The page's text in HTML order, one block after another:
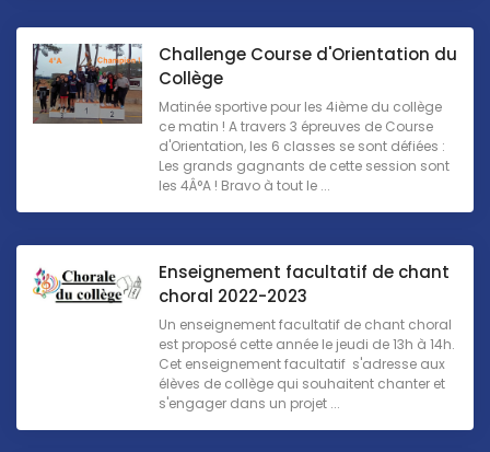
Challenge Course d'Orientation du
Collège
Matinée sportive pour les 4ième du collège
ce matin ! A travers 3 épreuves de Course
d'Orientation, les 6 classes se sont défiées :
Les grands gagnants de cette session sont
les 4Â°A ! Bravo à tout le ...
Enseignement facultatif de chant
choral 2022-2023
Un enseignement facultatif de chant choral
est proposé cette année le jeudi de 13h à 14h.
Cet enseignement facultatif s'adresse aux
élèves de collège qui souhaitent chanter et
s'engager dans un projet ...